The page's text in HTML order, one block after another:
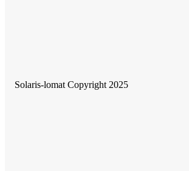
Solaris-lomat Copyright 2025